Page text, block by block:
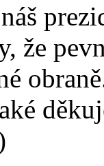
že